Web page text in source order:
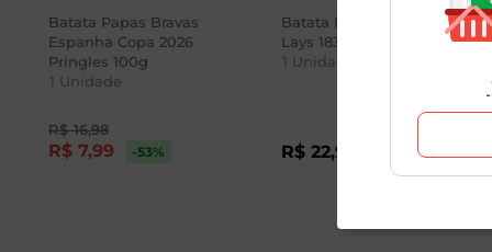
Batata Papas Bravas
Espanha Copa 2026
Pringles 100g
1 Unidade
R$ 16,98
R$ 7,99 -53%
Batata Frita Clássica
Lays 183g
1 Unidade
R$ 22,98